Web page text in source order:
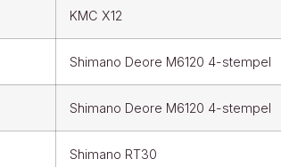
KMC X12
Shimano Deore M6120 4-stempel
Shimano Deore M6120 4-stempel
Shimano RT30